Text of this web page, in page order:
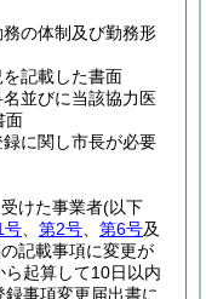
の体制及び勤務形
記載した書面
並びに当該協力医
面
に関し市長が必要
けた事業者(以下
号 第2号 第6号及
記載事項に変更が
起算して10日以内
事項変更届出書に